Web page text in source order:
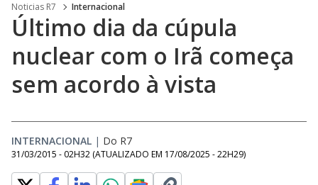
Noticias R7 Internacional
Último dia da cúpula
nuclear com o Irã começa
sem acordo à vista
INTERNACIONAL | Do R7
31/03/2015 - 02H32 (ATUALIZADO EM 17/08/2025 - 22H29)